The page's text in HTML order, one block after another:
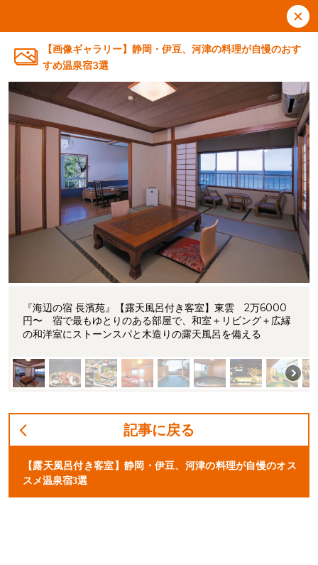
【画像ギャラリー】静岡・伊豆、河津の料理が自慢のおす
すめ温泉宿3選
『海辺の宿 長濱苑』【露天風呂付き客室】東雲 2万6000
円〜 宿で最もゆとりのある部屋で、和室＋リビング＋広縁
の和洋室にストーンスパと木造りの露天風呂を備える
記事に戻る
【露天風呂付き客室】静岡・伊豆、河津の料理が自慢のオス
スメ温泉宿3選